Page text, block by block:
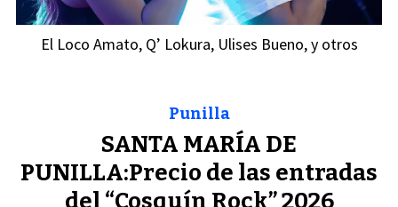
El Loco Amato, Q’ Lokura, Ulises Bueno, y otros
SANTA MARÍA DE
PUNILLA:Precio de las entradas
del “Cosquín Rock” 2026
Punilla